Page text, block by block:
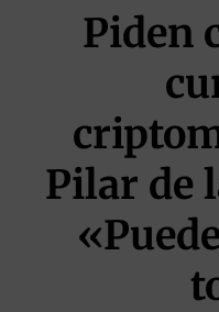
Piden
Pilar de